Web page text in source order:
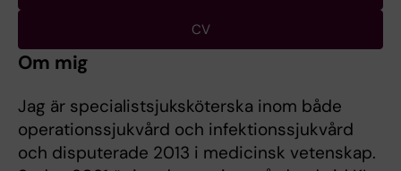
CV
Om mig
Jag är specialistsjuksköterska inom både
operationssjukvård och infektionssjukvård
och disputerade 2013 i medicinsk vetenskap.